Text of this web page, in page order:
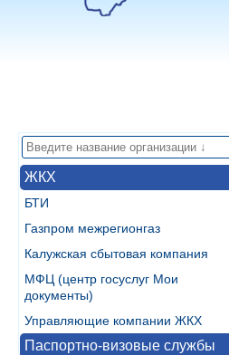
ЖКХ
БТИ
Газпром межрегионгаз
Калужская сбытовая компания
МФЦ (центр госуслуг Мои
документы)
Управляющие компании ЖКХ
Паспортно-визовые службы